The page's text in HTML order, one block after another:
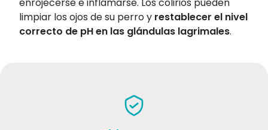
limpiar los ojos de su perro y restablecer el nivel
correcto de pH en las glándulas lagrimales.